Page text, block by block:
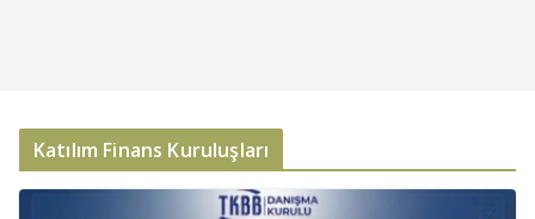
Katılım Finans Kuruluşları